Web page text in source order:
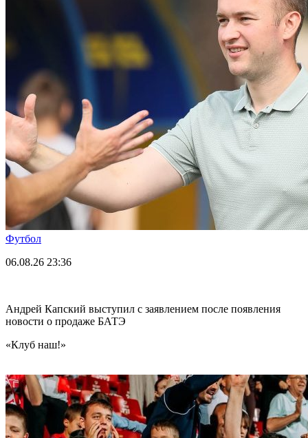
Футбол
06.08.26 23:36
Андрей Капский выступил с заявлением после появления
новости о продаже БАТЭ
«Клуб наш!»